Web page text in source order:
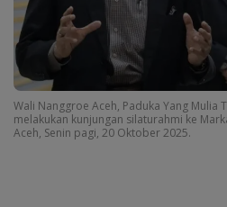
Wali Nanggroe Aceh, Paduka Yang Mulia
melakukan kunjungan silaturahmi ke
Aceh, Senin pagi, 20 Oktober 2025.